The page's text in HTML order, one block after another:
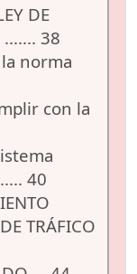
DE
....... 38
norma
con la
40
TRÁFICO